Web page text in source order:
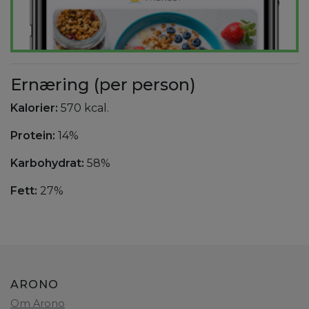
Ernæring (per person)
Kalorier: 570 kcal.
Protein: 14%
Karbohydrat: 58%
Fett: 27%
ARONO
Om Arono